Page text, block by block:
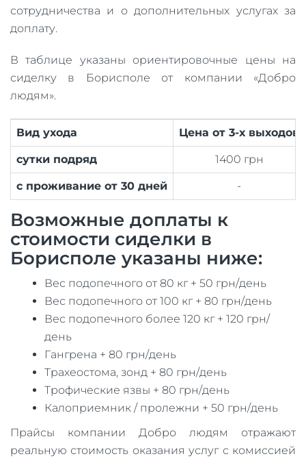
сотрудничества и о дополнительных услугах за
доплату.
В таблице указаны ориентировочные цены на
сиделку в Борисполе от компании «Добро
людям».
Вид ухода Цена от 3-х выходов
сутки подряд 1400 грн
с проживание от 30 дней -
Возможные доплаты к
стоимости сиделки в
Борисполе указаны ниже:
Вес подопечного от 80 кг + 50 грн/день
Вес подопечного от 100 кг + 80 грн/день
Вес подопечного более 120 кг + 120 грн/
день
Гангрена + 80 грн/день
Трахеостома, зонд + 80 грн/день
Трофические язвы + 80 грн/день
Калоприемник / пролежни + 50 грн/день
Прайсы компании Добро людям отражают
реальную стоимость оказания услуг с комиссией